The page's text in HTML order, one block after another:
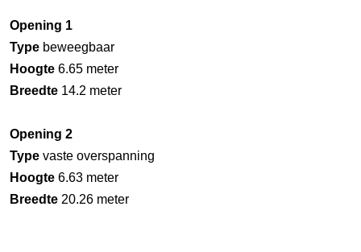
Opening 1
Type beweegbaar
Hoogte 6.65 meter
Breedte 14.2 meter
Opening 2
Type vaste overspanning
Hoogte 6.63 meter
Breedte 20.26 meter